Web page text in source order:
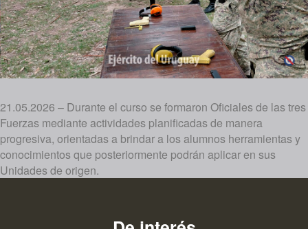
21.05.2026 – Durante el curso se formaron Oficiales de las tres
Fuerzas mediante actividades planificadas de manera
progresiva, orientadas a brindar a los alumnos herramientas y
conocimientos que posteriormente podrán aplicar en sus
Unidades de origen.